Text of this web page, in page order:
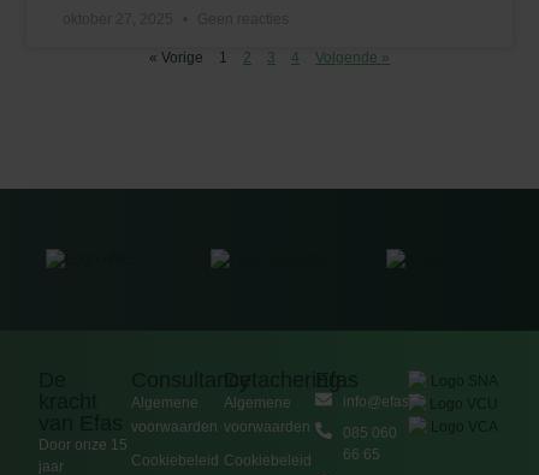
« Vorige 1 2 3 4 Volgende »
Door onze 15
jaar
Algemene
voorwaarden
Cookiebeleid
Detachering
Algemene
voorwaarden
Cookiebeleid
Efas
info@efas.nl
085 060
66 65